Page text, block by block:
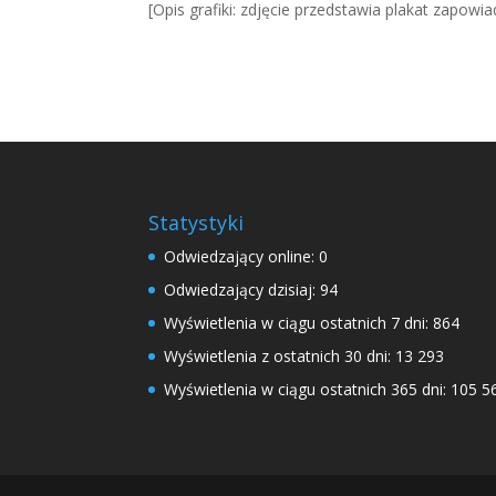
[Opis grafiki: zdjęcie przedstawia plakat
Statystyki
Odwiedzający online:0
Odwiedzający dzisiaj:94
Wyświetlenia w ciągu ostatnich 7 dni:864
Wyświetlenia z ostatnich 30 dni: 13 293
Wyświetlenia w ciągu ostatnich 365 dni: 105